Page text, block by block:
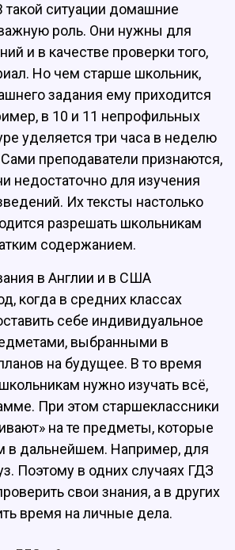
ситуации домашние
роль. Они нужны для
и в качестве проверки того,
Но чем старше школьник,
задания ему приходится
в 10 и 11 непрофильных
уделяется три часа в неделю
преподаватели признаются,
недостаточно для изучения
Их тексты настолько
разрешать школьникам
содержанием.
в Англии и в США
когда в средних классах
себе индивидуальное
выбранными в
на будущее. В то время
нужно изучать всё,
При этом старшеклассники
на те предметы, которые
в дальнейшем. Например, для
Поэтому в одних случаях ГДЗ
свои знания, а в других
время на личные дела.